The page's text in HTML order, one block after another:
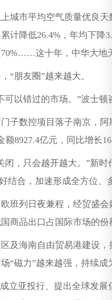
市平均空气质量优良天
计降低26.4%，年均下降
这十年，中华大地
友圈”越来越大。
以错过的市场。”波士顿
数控项目落子南京，
8927.4亿元，同比增长
，只会越开越大。”新时
结合，加速形成全方位
列日夜兼程，经贸盛会
商品出口占国际市场的份
海南自由贸易港建设，
“磁力”越来越强，持续
亚投行、提出全球发展